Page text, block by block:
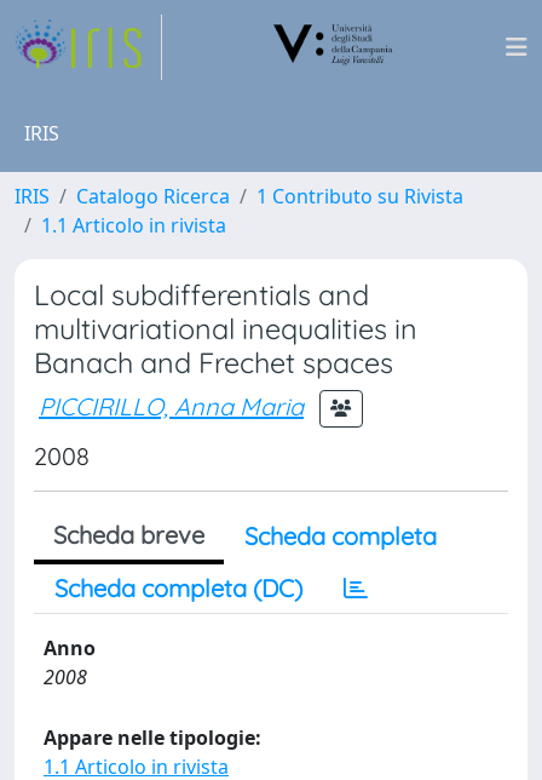
IRIS
IRIS Catalogo Ricerca
1 Contributo su Rivista
1.1 Articolo in rivista
Local subdifferentials and
multivariational inequalities in
Banach and Frechet spaces
PICCIRILLO, Anna Maria
2008
Scheda breve
Scheda completa
Scheda completa (DC)
Anno
2008
Appare nelle tipologie:
1.1 Articolo in rivista